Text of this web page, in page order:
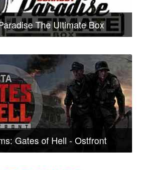
The Ultimate Box
Gates of Hell - Ostfront